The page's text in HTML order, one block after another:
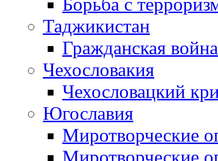
Таджикистан
Гражданская
Чехословакия
Чехословацкий
Югославия
Миротворческие